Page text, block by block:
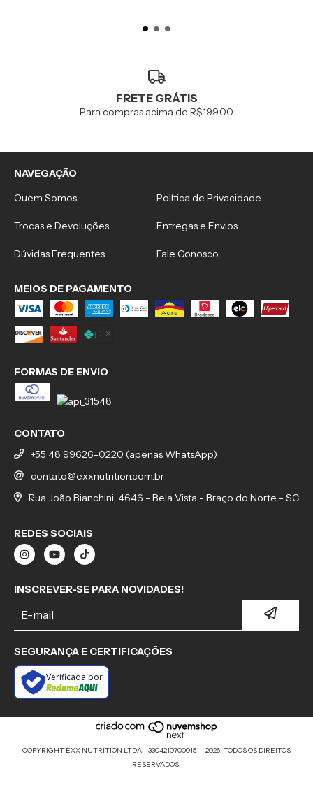
FRETE GRÁTIS
Para compras acima de R$199,00
NAVEGAÇÃO
Quem Somos
Política de Privacidade
Trocas e Devoluções Entregas e Envios
Dúvidas Frequentes Fale Conosco
MEIOS DE PAGAMENTO
FORMAS DE ENVIO
CONTATO
+55 48 99626-0220 (apenas WhatsApp)
contato@exxnutrition.com.br
Rua João Bianchini, 4646 - Bela Vista - Braço do Norte - SC
REDES SOCIAIS
INSCREVER-SE PARA NOVIDADES!
SEGURANÇA E CERTIFICAÇÕES
Verificada por
COPYRIGHT EXX NUTRITION LTDA - 33042107000151 - 2026. TODOS OS DIREITOS
RESERVADOS.